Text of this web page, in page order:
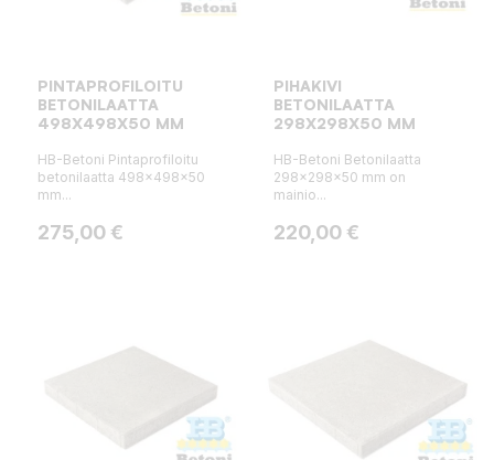
PINTAPROFILOITU
BETONILAATTA
498X498X50 MM
HB-Betoni Pintaprofiloitu
betonilaatta 498x498x50
mm...
Hinta
275,00 €
PIHAKIVI
BETONILAATTA
298X298X50 MM
HB-Betoni Betonilaatta
298x298x50 mm on
mainio...
Hinta
220,00 €